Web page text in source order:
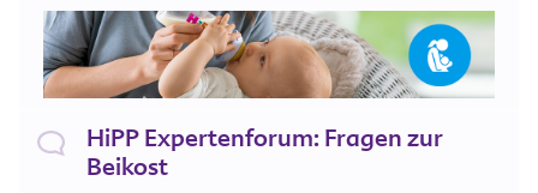
HiPP Expertenforum: Fragen zur
Beikost